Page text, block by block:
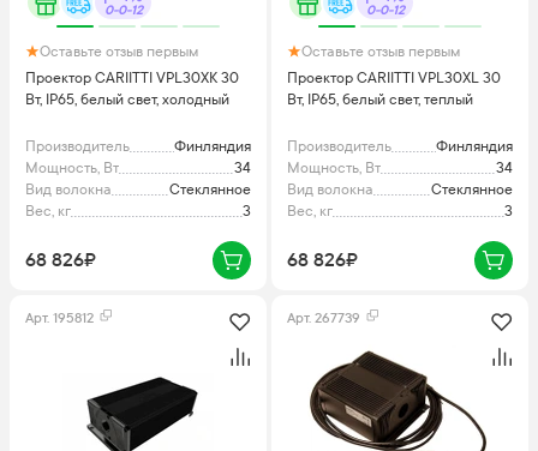
0-0-12
Оставьте отзыв первым
Проектор CARIITTI VPL30XK 30
Вт, IP65, белый свет, холодный
Производитель
Финляндия
Мощность, Вт
34
Вид волокна
Стеклянное
Вес, кг
3
68 826₽
0-0-12
Оставьте отзыв первым
Проектор CARIITTI VPL30XL 30
Вт, IP65, белый свет, теплый
Производитель
Финляндия
Мощность, Вт
34
Вид волокна
Стеклянное
Вес, кг
3
68 826₽
Арт. 195812 Арт. 267739